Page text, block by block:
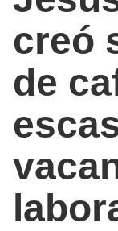
creó
de